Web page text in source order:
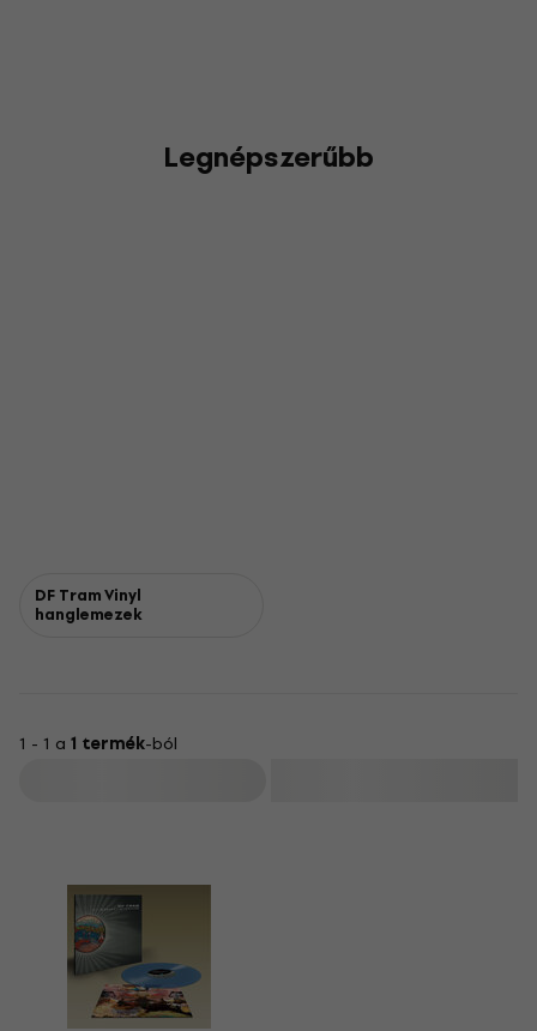
Legnépszerűbb
DF Tram Vinyl
hanglemezek
1 - 1 a 1 termék-ból